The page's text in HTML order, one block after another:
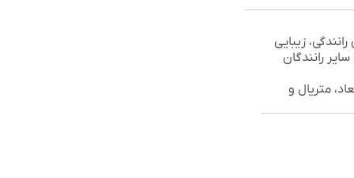
زیبایی
رانندگان
ابعاد، متریال و